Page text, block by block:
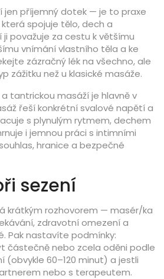
jen příjemný dotek — je to praxe
spojuje tělo, dech a
ji považuje za cestu k většímu
vnímání vlastního těla a ke
zázračný lék na všechno, ale
zážitku než u klasické masáže.
tantrickou masáží je hlavně v
řeší konkrétní svalové napětí a
s plynulým rytmem, dechem
i jemnou práci s intimními
hranice a bezpečné
sezení
krátkým rozhovorem — masér/ka
zdravotní omezení a
Pak nastavíte podmínky:
částečně nebo zcela oděni podle
(obvykle 60–120 minut) a jestli
nebo s terapeutem.